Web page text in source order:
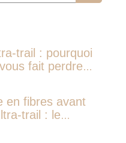
trail : pourquoi
fait perdre
micro-
en fibres avant
trail : le
des